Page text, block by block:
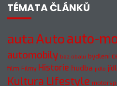
TÉMATA ČLÁNKŮ
autaAutoauto-
automobily bez obalu bydlení
film Filmy Historie hudba jídlo
Kultura Lifestyle